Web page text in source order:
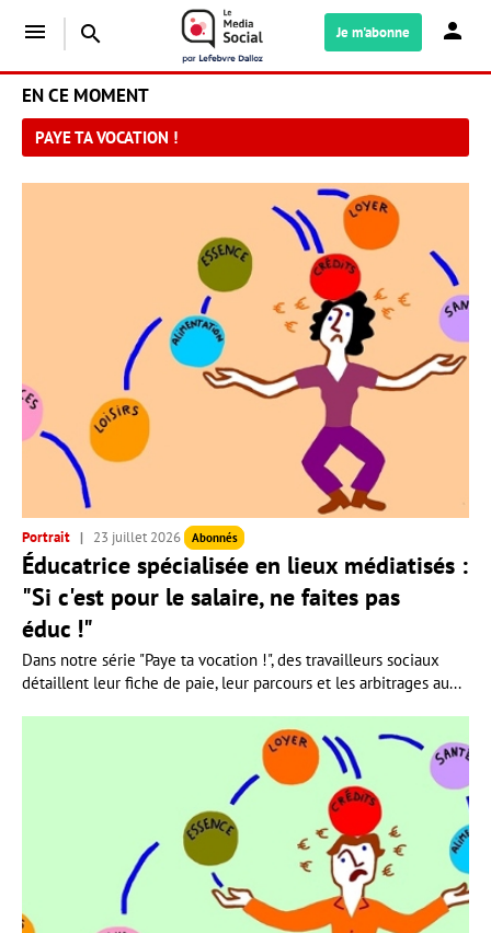
menu search Je m'abonne
EN CE MOMENT
PAYE TA VOCATION !
Portrait 23 juillet 2026 Abonnés
Éducatrice spécialisée en lieux médiatisés :
"Si c'est pour le salaire, ne faites pas
éduc !"
Dans notre série "Paye ta vocation !", des travailleurs sociaux
détaillent leur fiche de paie, leur parcours et les arbitrages au...